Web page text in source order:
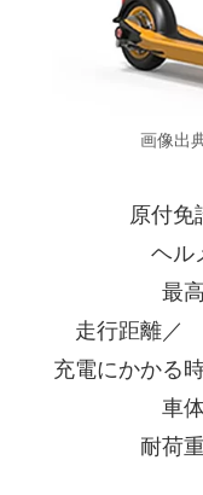
画像出
原付免
ヘル
最
走行距離／
充電にかかる
車
耐荷